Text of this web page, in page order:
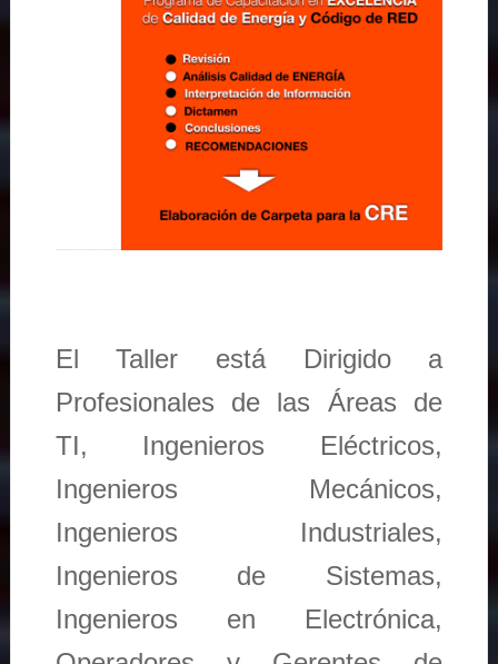
El Taller está Dirigido a
Profesionales de las Áreas de
TI, Ingenieros Eléctricos,
Ingenieros Mecánicos,
Ingenieros Industriales,
Ingenieros de Sistemas,
Ingenieros en Electrónica,